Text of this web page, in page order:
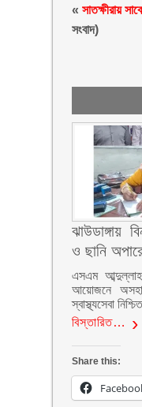
«সাতক্ষীরায়
সংবাদ)
ঝাউডাঙ্গায়
ও ছানি
এসএম আব্দুল্লাহ
আয়োজনে
স্বাস্থ্যসেবা
বিস্তারিত…
Share this: